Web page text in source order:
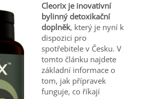
Cleorix je inovativní
bylinný detoxikační
doplněk, který je nyní k
dispozici pro
spotřebitele v Česku. V
tomto článku najdete
základní informace o
tom, jak přípravek
funguje, co říkají